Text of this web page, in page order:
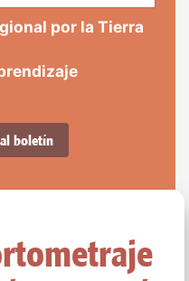
por la Tierra
boletín